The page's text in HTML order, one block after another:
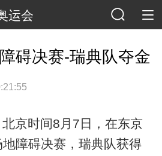
运会
碍决赛-瑞典队夺金
京时间8月7日，在东京
障碍决赛，瑞典队获得